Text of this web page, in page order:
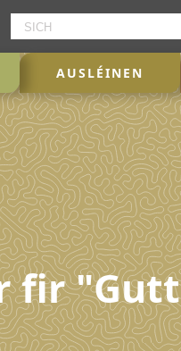
AUSLÉINEN
fir "Gutt